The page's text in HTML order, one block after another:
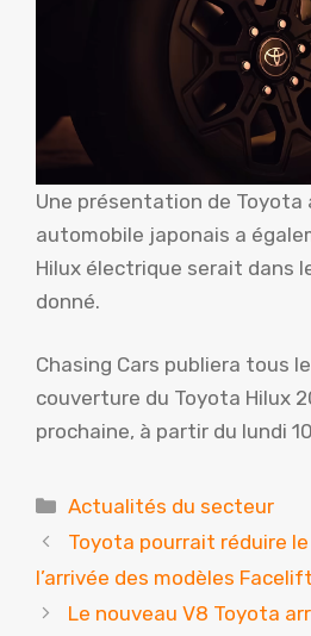
Une présentation de Toyota
automobile japonais a
Hilux électrique serait dans
donné.
Chasing Cars publiera tous
couverture du Toyota Hilux
prochaine, à partir du lundi
Catégories
Actualités du secteur
Toyota pourrait réduire
l’arrivée des modèles
Le nouveau V8 Toyota